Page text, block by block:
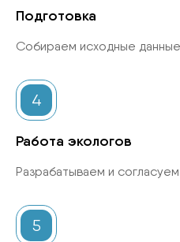
Подготовка
Собираем исходные
4
Работа экологов
Разрабатываем и
5